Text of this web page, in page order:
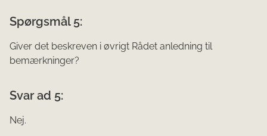
Spørgsmål 5:
Giver det beskreven i øvrigt Rådet anledning til
bemærkninger?
Svar ad 5:
Nej.